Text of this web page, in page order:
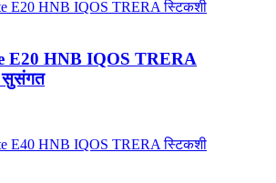
E20 HNB IQOS TRERA
सुसंगत